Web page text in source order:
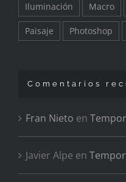
Iluminación Macro
Paisaje Photoshop
Comentarios
Fran Nieto en
Javier Alpe en